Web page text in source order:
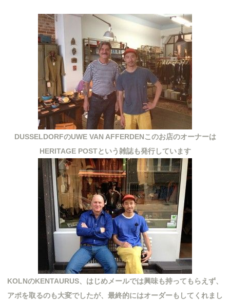
DUSSELDORFのUWE VAN AFFERDENこのお店のオーナーは
HERITAGE POSTという雑誌も発行しています
KOLNのKENTAURUS、はじめメールでは興味も持ってもらえず、
アポを取るのも大変でしたが、最終的にはオーダーもしてくれまし